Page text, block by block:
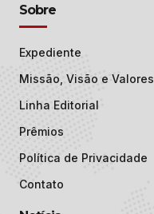
Sobre
Expediente
Missão, Visão e Valores
Linha Editorial
Prêmios
Política de Privacidade
Contato